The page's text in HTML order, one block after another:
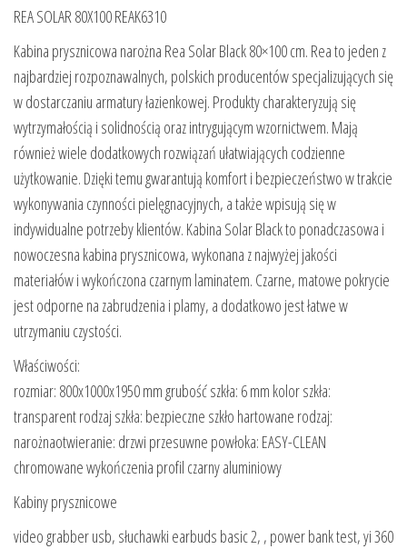
REA SOLAR 80X100 REAK6310
Kabina prysznicowa narożna Rea Solar Black 80×100 cm. Rea to jeden z
najbardziej rozpoznawalnych, polskich producentów specjalizujących się
w dostarczaniu armatury łazienkowej. Produkty charakteryzują się
wytrzymałością i solidnością oraz intrygującym wzornictwem. Mają
również wiele dodatkowych rozwiązań ułatwiających codzienne
użytkowanie. Dzięki temu gwarantują komfort i bezpieczeństwo w trakcie
wykonywania czynności pielęgnacyjnych, a także wpisują się w
indywidualne potrzeby klientów. Kabina Solar Black to ponadczasowa i
nowoczesna kabina prysznicowa, wykonana z najwyżej jakości
materiałów i wykończona czarnym laminatem. Czarne, matowe pokrycie
jest odporne na zabrudzenia i plamy, a dodatkowo jest łatwe w
utrzymaniu czystości.
Właściwości:
rozmiar: 800x1000x1950 mm grubość szkła: 6 mm kolor szkła:
transparent rodzaj szkła: bezpieczne szkło hartowane rodzaj:
narożnaotwieranie: drzwi przesuwne powłoka: EASY-CLEAN
chromowane wykończenia profil czarny aluminiowy
Kabiny prysznicowe
video grabber usb, słuchawki earbuds basic 2, , power bank test, yi 360